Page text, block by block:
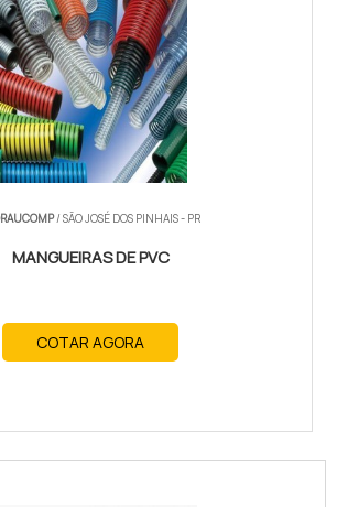
/ SÃO JOSÉ DOS PINHAIS - PR
MANGUEIRAS DE PVC
COTAR AGORA